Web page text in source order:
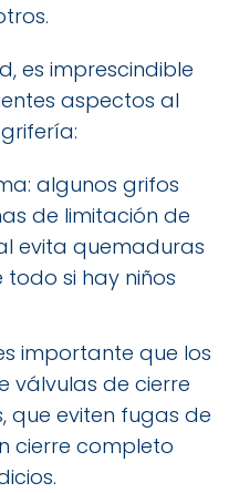
es imprescindible
aspectos al
algunos grifos
de limitación de
evita quemaduras
si hay niños
importante que los
válvulas de cierre
que eviten fugas de
cierre completo